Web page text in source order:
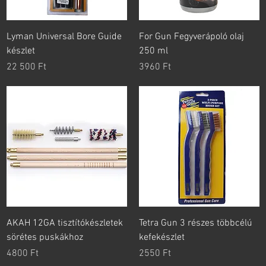
Lyman Universal Bore Guide
készlet
Ár
22 500 Ft
For Gun Fegyverápoló olaj
250 ml
Ár
3960 Ft
AKAH 12GA tisztítókészletek
sörétes puskákhoz
Ár
4800 Ft
Tetra Gun 3 részes többcélú
kefekészlet
Ár
2550 Ft